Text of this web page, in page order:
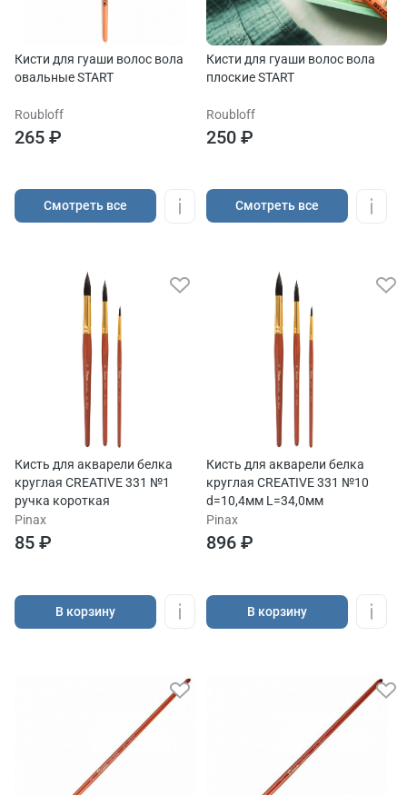
Кисти для гуаши волос вола
овальные START
Roubloff
265 ₽
Cмотреть все
Кисти для гуаши волос вола
плоские START
Roubloff
250 ₽
Cмотреть все
Кисть для акварели белка
круглая CREATIVE 331 №1
ручка короткая
Pinax
85 ₽
В корзину
Кисть для акварели белка
круглая CREATIVE 331 №10
d=10,4мм L=34,0мм
Pinax
896 ₽
В корзину